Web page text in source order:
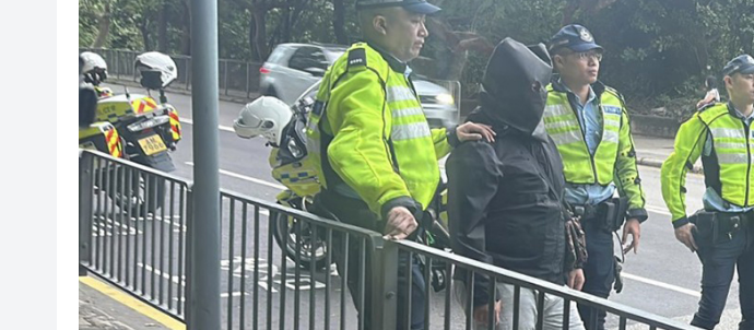
海南澄邁文儒煥新升級 五組數據見證文儒沉香從傳統邁向現代
梁振英率港區全國政協委員考察團來瓊考察
2025年海南儋州以舊換新帶動消費約18億元
山東26戶省屬國企去年合計營收2.58萬億 利潤總額近936億
瀋陽鐵西校園閱讀活動解鎖閱讀新玩法